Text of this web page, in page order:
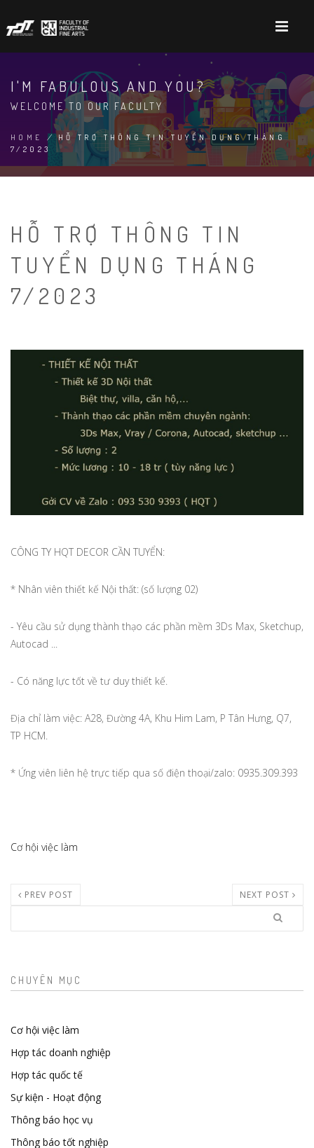
to
main
content
I'M FABULOUS AND YOU?
WELCOME TO OUR FACULTY
BREADCRUMB
HOME /HỖ TRỢ THÔNG TIN TUYỂN DỤNG THÁNG
7/2023
HỖ TRỢ THÔNG TIN
TUYỂN DỤNG THÁNG
7/2023
CÔNG TY HQT DECOR CẦN TUYỂN:
* Nhân viên thiết kế Nội thất: (số lượng 02)
- Yêu cầu sử dụng thành thạo các phần mềm 3Ds Max, Sketchup,
Autocad ...
- Có năng lực tốt về tư duy thiết kế.
Địa chỉ làm việc: A28, Đường 4A, Khu Him Lam, P Tân Hưng, Q7,
TP HCM.
* Ứng viên liên hệ trực tiếp qua số điện thoại/zalo: 0935.309.393
Cơ hội việc làm
PREV POST NEXT POST
CHUYÊN MỤC
Cơ hội việc làm
Hợp tác doanh nghiệp
Hợp tác quốc tế
Sự kiện - Hoạt động
Thông báo học vụ
Thông báo tốt nghiệp